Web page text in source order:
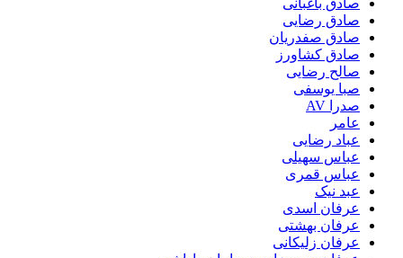
صادق رضایی
صادق صفدریان
صادق کشاورز
صالح رضایی
صبا یوسفی
صدرا AV
عامر
عباد رضایی
عباس سهیلی
عباس قمری
عبد نیک
عرفان اسدی
عرفان بهشتی
عرفان زلیکانی